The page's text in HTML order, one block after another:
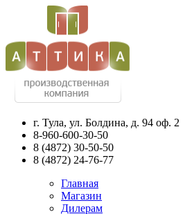
г. Тула, ул. Болдина, д. 94 оф. 2
8-960-600-30-50
8 (4872) 30-50-50
8 (4872) 24-76-77
Главная
Магазин
Дилерам